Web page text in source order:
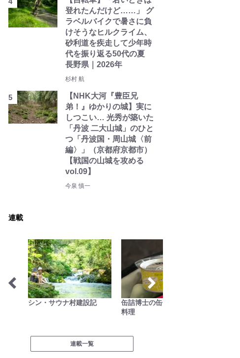
登れたんだけど……」 グ
ラベルバイクで暑さに負
けそうなヒルクライム、
砂利道を疾走して少年時
代を振り返る50代の夏
長野県｜2026年
杉村 航
【NHK大河『豊臣兄
弟！』ゆかりの城】実に
しつこい… 光秀が築いた
「丹波 二大山城」のひと
つ「丹波国・周山城〈前
編〉」（京都府京都市）
【戦国の山城を攻める
vol.09】
今泉 慎一
連載
缶詰博士の缶たん”CAN”P
古くて新しい「ブッシュク
ラフト」の世界
連載一覧